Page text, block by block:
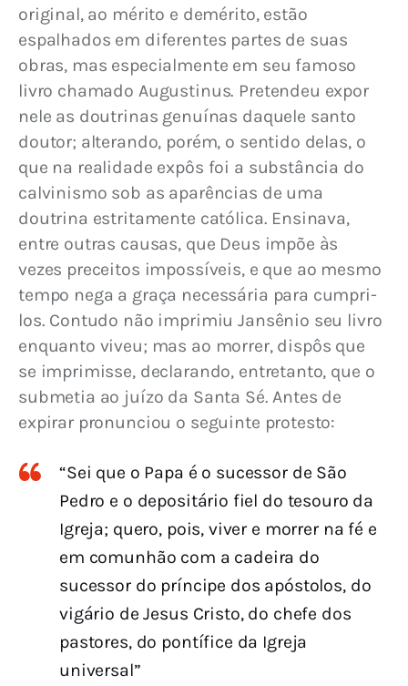
original, ao mérito e demérito, estão
espalhados em diferentes partes de suas
obras, mas especialmente em seu famoso
livro chamado Augustinus. Pretendeu expor
nele as doutrinas genuínas daquele santo
doutor; alterando, porém, o sentido delas, o
que na realidade expôs foi a substância do
calvinismo sob as aparências de uma
doutrina estritamente católica. Ensinava,
entre outras causas, que Deus impõe às
vezes preceitos impossíveis, e que ao mesmo
tempo nega a graça necessária para cumpri-
los. Contudo não imprimiu Jansênio seu livro
enquanto viveu; mas ao morrer, dispôs que
se imprimisse, declarando, entretanto, que o
submetia ao juízo da Santa Sé. Antes de
expirar pronunciou o seguinte protesto:
“Sei que o Papa é o sucessor de São
Pedro e o depositário fiel do tesouro da
Igreja; quero, pois, viver e morrer na fé e
em comunhão com a cadeira do
sucessor do príncipe dos apóstolos, do
vigário de Jesus Cristo, do chefe dos
pastores, do pontífice da Igreja
universal”